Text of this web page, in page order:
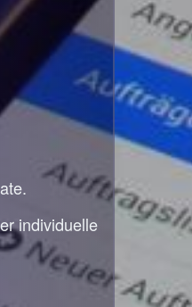
individuelle